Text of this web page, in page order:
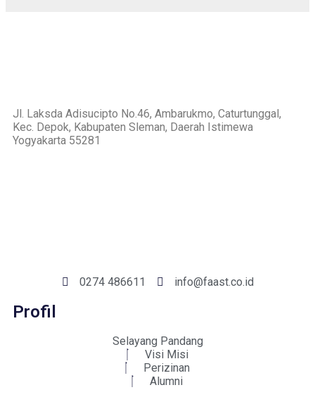
Jl. Laksda Adisucipto No.46, Ambarukmo, Caturtunggal,
Kec. Depok, Kabupaten Sleman, Daerah Istimewa
Yogyakarta 55281
0274 486611 info@faast.co.id
Profil
Selayang Pandang
Visi Misi
Perizinan
Alumni